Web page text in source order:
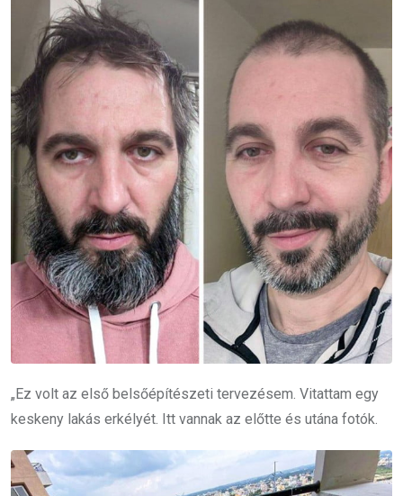
„Ez volt az első belsőépítészeti tervezésem. Vitattam egy
keskeny lakás erkélyét. Itt vannak az előtte és utána fotók.